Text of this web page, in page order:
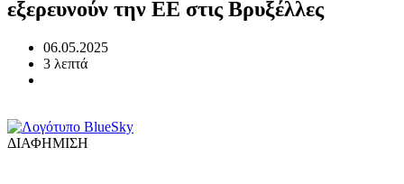
εξερευνούν την ΕΕ στις Βρυξέλλες
06.05.2025
3 λεπτά
ΔΙΑΦΗΜΙΣΗ